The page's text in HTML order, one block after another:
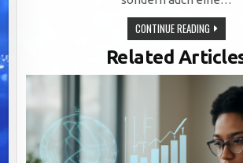
CONTINUE READING
ABLÄUFE
IM
UND
SCHULUNG
ALS
ZUM
Related